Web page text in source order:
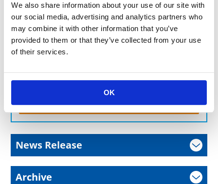
We also share information about your use of our site with
our social media, advertising and analytics partners who
may combine it with other information that you’ve
provided to them or that they’ve collected from your use
of their services.
OK
製品のお問い合わせはこちら
お客様の課題に合わせてご提案します。お気軽にご相談く
ださい。
よくあるご質問
News Release
Archive